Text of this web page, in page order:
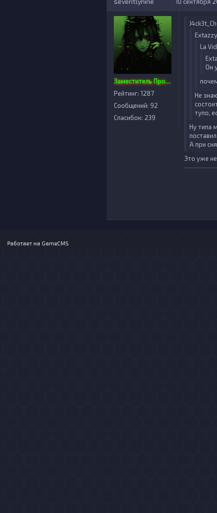
Заместитель Проекта
Рейтинг: 1287
Сообщений: 92
Спасибок: 239
La
Он
Не
тупо,
Ну типа
А при
Это уже
Работает на GameCMS